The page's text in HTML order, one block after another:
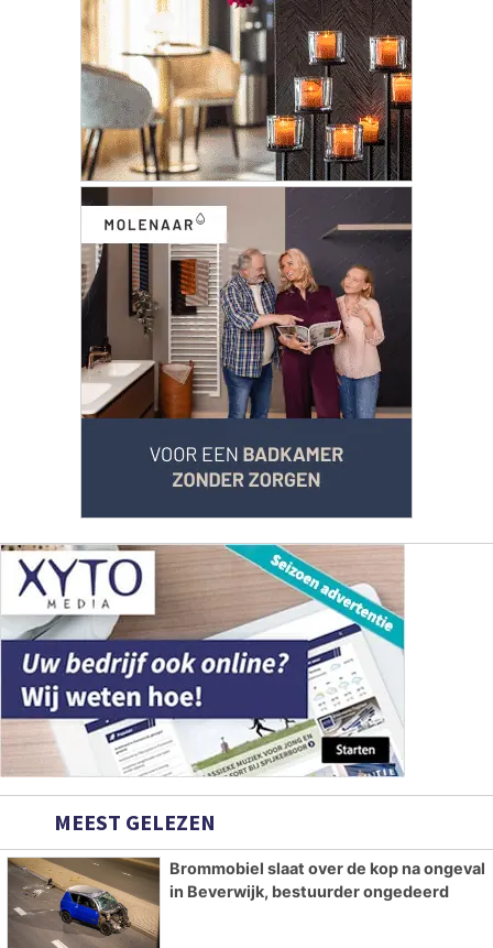
MEEST GELEZEN
Brommobiel slaat over de kop na ongeval
in Beverwijk, bestuurder ongedeerd